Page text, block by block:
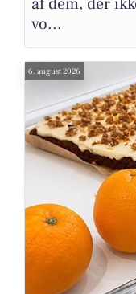
vo...
6. august 2026